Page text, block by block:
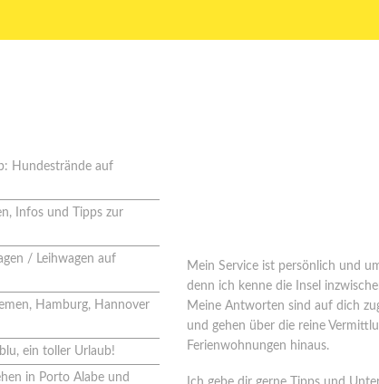
Hundestrände auf
Infos und Tipps zur
/ Leihwagen auf
Hamburg, Hannover
ein toller Urlaub!
in Porto Alabe und
Mein Service ist persönlich und
denn ich kenne die Insel
Meine Antworten sind auf dich
und gehen über die reine
Ferienwohnungen hinaus.